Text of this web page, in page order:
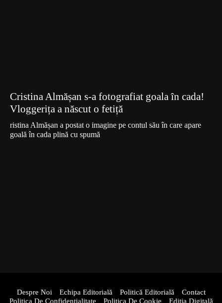
Cristina Almășan s-a fotografiat goala în cada!
Vloggerița a născut o fetiță
ristina Almășan a postat o imagine pe contul său în care apare
goală în cada plină cu spumă
Despre Noi Echipa Editorială Politică Editorială
Contact
Politica De Confidentialitate
Politica De Cookie Ediția Digitală